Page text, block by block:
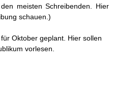
meisten Schreibenden. Hier
schauen.)
Oktober geplant. Hier sollen
vorlesen.